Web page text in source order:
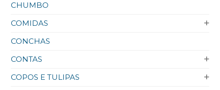
CHUMBO
COMIDAS
CONCHAS
CONTAS
COPOS E TULIPAS